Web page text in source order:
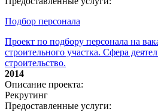
Подбор персонала
Проект по подбору персонала на
строительного участка. Сфера
строительство.
2014
Описание проекта:
Рекрутинг
Предоставленные услуги: